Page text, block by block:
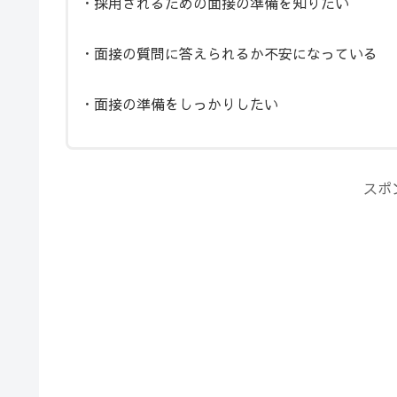
・面接の質問に答えられるか不安になっている
・面接の準備をしっかりしたい
スポ